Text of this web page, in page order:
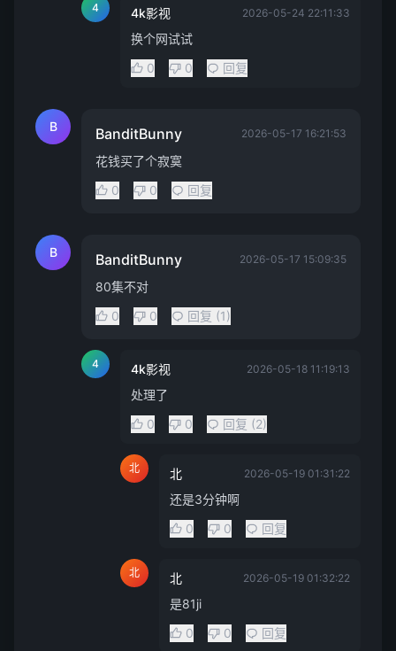
4 4k影视 2026-05-24 22:11:33
换个网试试
0
0 回复
B BanditBunny 2026-05-17 16:21:53
花钱买了个寂寞
0
0 回复
B BanditBunny 2026-05-17 15:09:35
80集不对
0
0 回复 (1)
4 4k影视 2026-05-18 11:19:13
处理了
0
0 回复 (2)
北 北 2026-05-19 01:31:22
还是3分钟啊
0
0 回复
北 北 2026-05-19 01:32:22
是81ji
0
0 回复